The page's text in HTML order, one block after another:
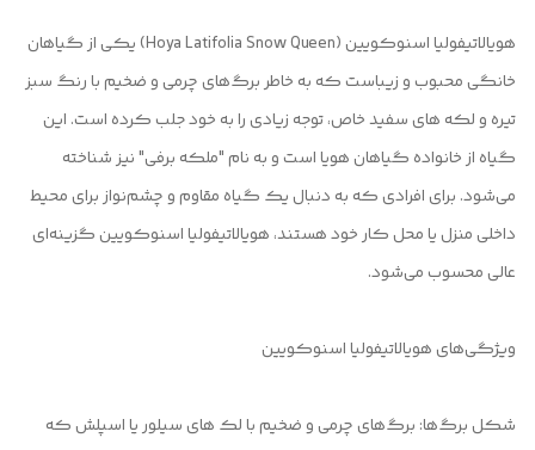
هویالاتیفولیا اسنوکویین (Hoya Latifolia Snow Queen) یکی از گیاهان
خانگی محبوب و زیباست که به خاطر برگ‌های چرمی و ضخیم با رنگ سبز
تیره و لکه های سفید خاص، توجه زیادی را به خود جلب کرده است. این
گیاه از خانواده گیاهان هویا است و به نام "ملکه برفی" نیز شناخته
می‌شود. برای افرادی که به دنبال یک گیاه مقاوم و چشم‌نواز برای محیط
داخلی منزل یا محل کار خود هستند، هویالاتیفولیا اسنوکویین گزینه‌ای
عالی محسوب می‌شود.
ویژگی‌های هویالاتیفولیا اسنوکویین
شکل برگ‌ها: برگ‌های چرمی و ضخیم با لک های سیلور یا اسپلش که